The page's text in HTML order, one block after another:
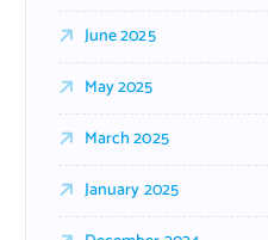
June 2025
May 2025
March 2025
January 2025